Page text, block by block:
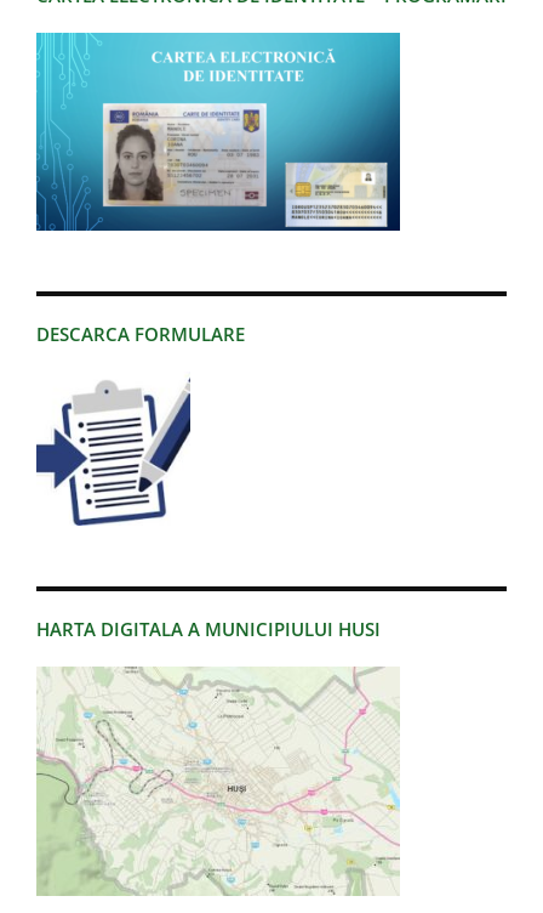
DESCARCA FORMULARE
HARTA DIGITALA A MUNICIPIULUI HUSI